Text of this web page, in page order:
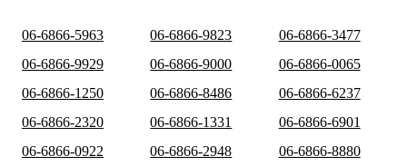
06-6866-5963 06-6866-9823
06-6866-3477
06-6866-9929
06-6866-9000
06-6866-0065
06-6866-1250
06-6866-8486
06-6866-6237
06-6866-2320
06-6866-1331
06-6866-6901
06-6866-0922
06-6866-2948
06-6866-8880